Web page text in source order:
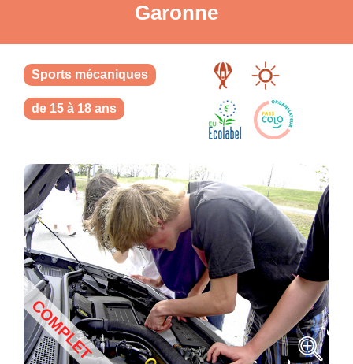
Garonne
Sports mécaniques
de 15 à 18 ans
COMPLET